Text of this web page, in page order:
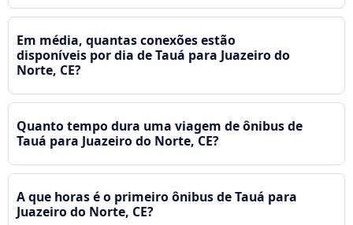
Em média, quantas conexões estão
disponíveis por dia de Tauá para Juazeiro do
Norte, CE?
Quanto tempo dura uma viagem de ônibus de
Tauá para Juazeiro do Norte, CE?
A que horas é o primeiro ônibus de Tauá para
Juazeiro do Norte, CE?